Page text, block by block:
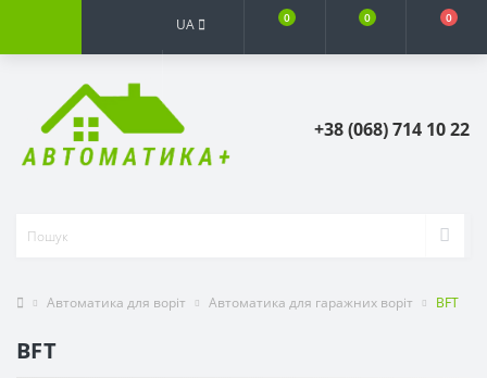
UA 0 0 0
+38 (068) 714 10 22
Автоматика для воріт Автоматика для гаражних воріт BFT
BFT